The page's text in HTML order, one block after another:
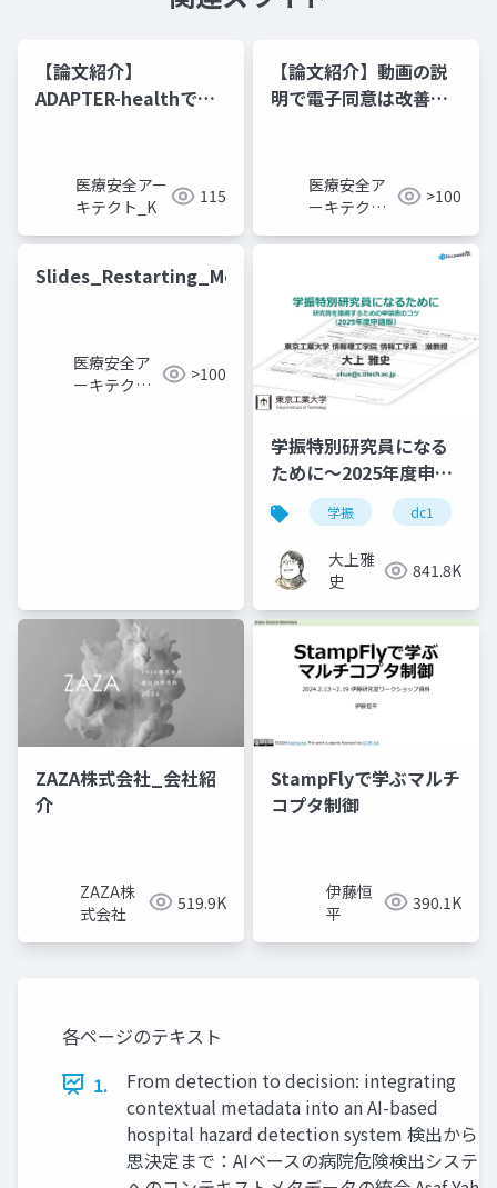
【論文紹介】
ADAPTER-healthで大
医療安全アー
キテクト_K
115
【論文紹介】動画の説
明で電子同意は改善さ
に影響を与えるのか？
医療安全ア
ーキテクト
>100
Slides_Restarting_Medications
医療安全ア
ーキテクト
>100
学振特別研究員になる
ために～2025年度申請
版
学振 dc1
大上雅
史
841.8K
ZAZA株式会社_会社紹
介
ZAZA株
式会社
519.9K
StampFlyで学ぶマルチ
コプタ制御
伊藤恒
平
390.1K
各ページのテキスト
1.
From detection to decision: integrating
contextual metadata into an AI-based
hospital hazard detection system 検出から意
思決定まで：AIベースの病院危険検出システム